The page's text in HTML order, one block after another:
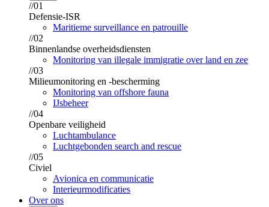
//01
Defensie-ISR
Maritieme surveillance en patrouille
//02
Binnenlandse overheidsdiensten
Monitoring van illegale immigratie over land en zee
//03
Milieumonitoring en -bescherming
Monitoring van offshore fauna
IJsbeheer
//04
Openbare veiligheid
Luchtambulance
Luchtgebonden search and rescue
//05
Civiel
Avionica en communicatie
Interieurmodificaties
Over ons